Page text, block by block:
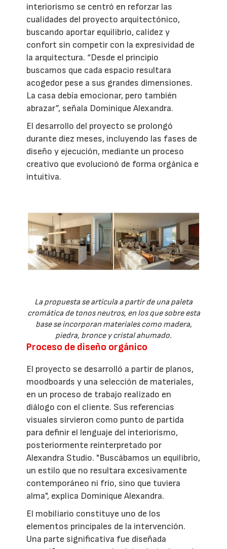
interiorismo se centró en reforzar las
cualidades del proyecto arquitectónico,
buscando aportar equilibrio, calidez y
confort sin competir con la expresividad de
la arquitectura. “Desde el principio
buscamos que cada espacio resultara
acogedor pese a sus grandes dimensiones.
La casa debía emocionar, pero también
abrazar”, señala Dominique Alexandra.
El desarrollo del proyecto se prolongó
durante diez meses, incluyendo las fases de
diseño y ejecución, mediante un proceso
creativo que evolucionó de forma orgánica e
intuitiva.
La propuesta se articula a partir de una paleta
cromática de tonos neutros, en los que sobre esta
base se incorporan materiales como madera,
piedra, bronce y cristal ahumado.
Proceso de diseño orgánico
El proyecto se desarrolló a partir de planos,
moodboards y una selección de materiales,
en un proceso de trabajo realizado en
diálogo con el cliente. Sus referencias
visuales sirvieron como punto de partida
para definir el lenguaje del interiorismo,
posteriormente reinterpretado por
Alexandra Studio. "Buscábamos un equilibrio,
un estilo que no resultara excesivamente
contemporáneo ni frío, sino que tuviera
alma", explica Dominique Alexandra.
El mobiliario constituye uno de los
elementos principales de la intervención.
Una parte significativa fue diseñada